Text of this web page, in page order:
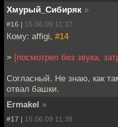
Хмурый_Сибиряк »
#16 | 15.06.09 11:37
Кому: affigi, #14
> [посмотрел без звука,
Согласный. Не знаю, как
отвал башки.
Ermakel »
#17 | 15.06.09 11:38